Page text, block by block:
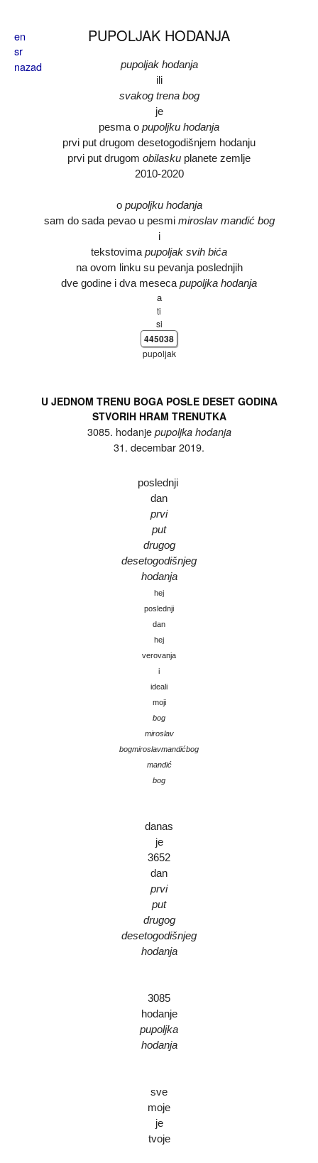
PUPOLJAK HODANJA
pupoljak hodanja
ili
svakog trena bog
je
pesma o pupoljku hodanja
prvi put drugom desetogodišnjem hodanju
prvi put drugom obilasku planete zemlje
2010-2020
o pupoljku hodanja
sam do sada pevao u pesmi miroslav mandić bog
i
tekstovima pupoljak svih bića
na ovom linku su pevanja poslednjih
dve godine i dva meseca pupoljka hodanja
a
ti
si
445038
pupoljak
U JEDNOM TRENU BOGA POSLE DESET GODINA
STVORIH HRAM TRENUTKA
3085. hodanje pupoljka hodanja
31. decembar 2019.
poslednji
dan
prvi
put
drugog
desetogodišnjeg
hodanja
hej
poslednji
dan
hej
verovanja
i
ideali
moji
bog
miroslav
bogmiroslavmandićbog
mandić
bog
danas
je
3652
dan
prvi
put
drugog
desetogodišnjeg
hodanja
3085
hodanje
pupoljka
hodanja
sve
moje
je
tvoje
en
sr
nazad